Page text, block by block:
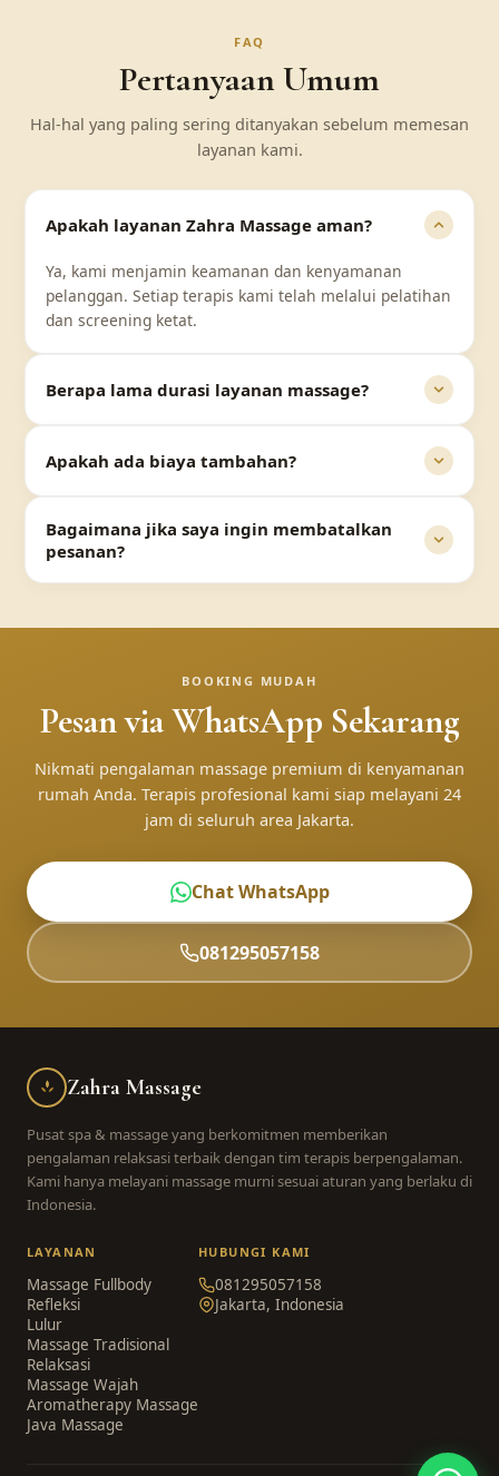
FAQ
Pertanyaan Umum
Hal-hal yang paling sering ditanyakan sebelum memesan
layanan kami.
Apakah layanan Zahra Massage aman?
Ya, kami menjamin keamanan dan kenyamanan
pelanggan. Setiap terapis kami telah melalui pelatihan
dan screening ketat.
Berapa lama durasi layanan massage?
Apakah ada biaya tambahan?
Bagaimana jika saya ingin membatalkan
pesanan?
BOOKING MUDAH
Pesan via WhatsApp Sekarang
Nikmati pengalaman massage premium di kenyamanan
rumah Anda. Terapis profesional kami siap melayani 24
jam di seluruh area Jakarta.
Chat WhatsApp
081295057158
Zahra Massage
Pusat spa & massage yang berkomitmen memberikan
pengalaman relaksasi terbaik dengan tim terapis berpengalaman.
Kami hanya melayani massage murni sesuai aturan yang berlaku di
Indonesia.
LAYANAN
Massage Fullbody
Refleksi
Lulur
Massage Tradisional
Relaksasi
Massage Wajah
Aromatherapy Massage
Java Massage
HUBUNGI KAMI
081295057158
Jakarta, Indonesia